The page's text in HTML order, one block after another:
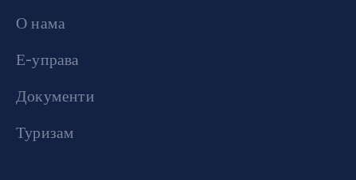
О нама
Е-управа
Документи
Туризам